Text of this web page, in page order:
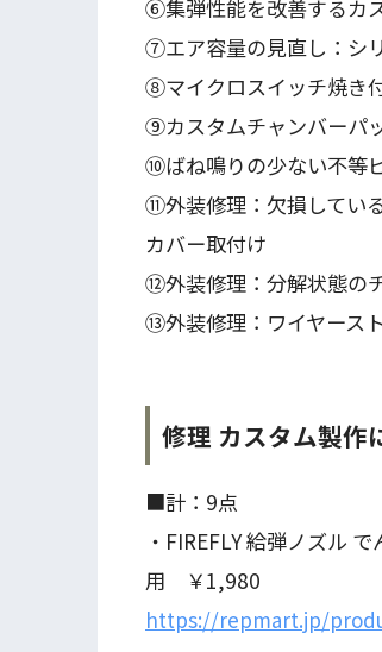
⑥集弾性能を改善するカ
⑦エア容量の見直し：シ
⑧マイクロスイッチ焼き
⑨カスタムチャンバーパ
⑩ばね鳴りの少ない不等
⑪外装修理：欠損してい
カバー取付け
⑫外装修理：分解状態の
⑬外装修理：ワイヤース
修理 カスタム製作
■計：9点
・FIREFLY 給弾ノズル
用 ￥1,980
https://repmart.jp/